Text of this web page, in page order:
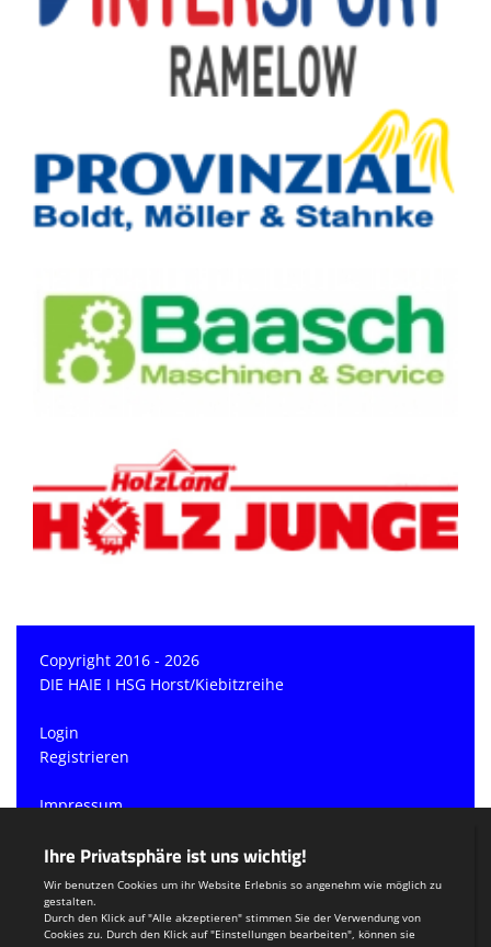
Copyright 2016 - 2026
DIE HAIE I HSG Horst/Kiebitzreihe
Login
Registrieren
Impressum
Teamsports 2
Dein Sportverein online